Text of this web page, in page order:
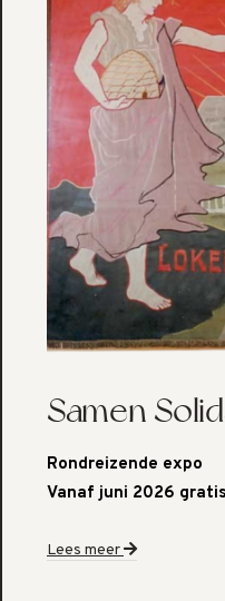
Samen
Rondreizende expo
Vanaf juni 2026
Lees meer